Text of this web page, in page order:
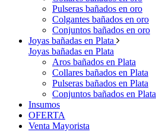
Pulseras bañados en oro
Colgantes bañados en oro
Conjuntos bañados en oro
Joyas bañadas en Plata
Joyas bañadas en Plata
Aros bañados en Plata
Collares bañados en Plata
Pulseras bañados en Plata
Conjuntos bañados en Plata
Insumos
OFERTA
Venta Mayorista